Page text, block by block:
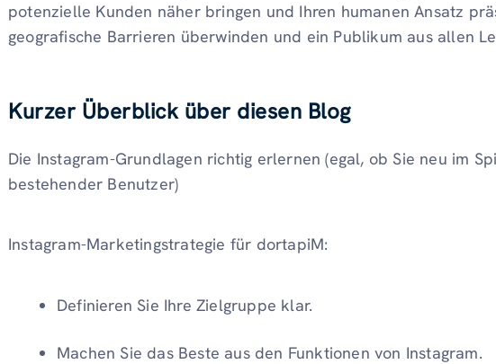
potenzielle Kunden näher bringen und Ihren humanen Ansatz
geografische Barrieren überwinden und ein Publikum aus allen
Kurzer Überblick über diesen Blog
Die Instagram-Grundlagen richtig erlernen (egal, ob Sie neu im
bestehender Benutzer)
Instagram-Marketingstrategie für dortapiM:
Definieren Sie Ihre Zielgruppe klar.
Machen Sie das Beste aus den Funktionen von Instagram.